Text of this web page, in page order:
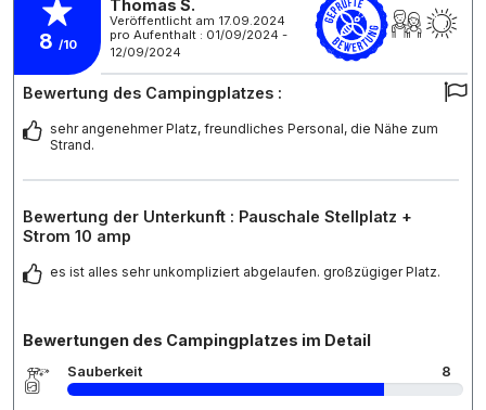
8 /10
Thomas S.
Veröffentlicht am 17.09.2024
pro Aufenthalt : 01/09/2024 -
12/09/2024
Bewertung des Campingplatzes :
sehr angenehmer Platz, freundliches Personal, die Nähe zum
Strand.
Bewertung der Unterkunft : Pauschale Stellplatz +
Strom 10 amp
es ist alles sehr unkompliziert abgelaufen. großzügiger Platz.
Bewertungen des Campingplatzes im Detail
Sauberkeit 8